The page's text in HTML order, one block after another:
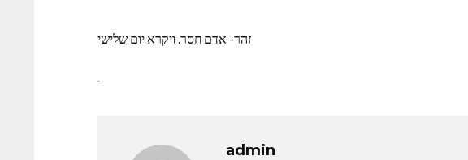
זהר- אדם חסר. ויקרא יום שלישי
.
admin